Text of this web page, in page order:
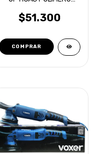
$51.300